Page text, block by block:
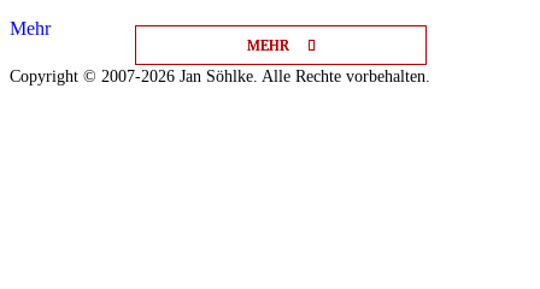
MEHR
MEHR
MEHR
Mehr
Copyright © 2007-2026 Jan Söhlke. Alle Rechte vorbehalten.